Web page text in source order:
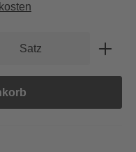
gewünschten
Satz